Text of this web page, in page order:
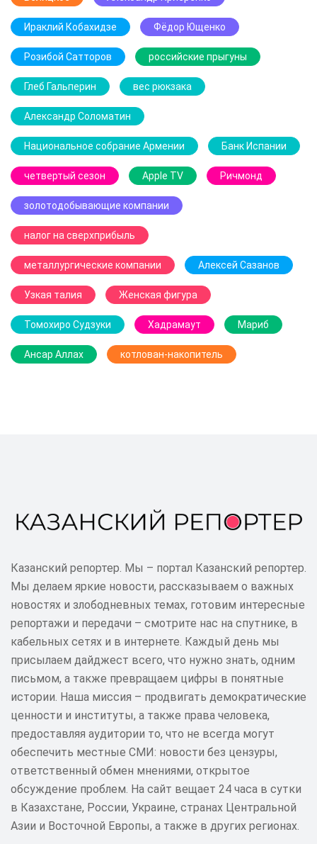
Ираклий Кобахидзе Фёдор Ющенко
Розибой Сатторов российские прыгуны
Глеб Гальперин вес рюкзака
Александр Соломатин
Национальное собрание Армении Банк Испании
четвертый сезон Apple TV Ричмонд
золотодобывающие компании
налог на сверхприбыль
металлургические компании Алексей Сазанов
Узкая талия Женская фигура
Томохиро Судзуки Хадрамаут Мариб
Ансар Аллах котлован-накопитель
Казанский репортер. Мы – портал Казанский репортер.
Мы делаем яркие новости, рассказываем о важных
новостях и злободневных темах, готовим интересные
репортажи и передачи – смотрите нас на спутнике, в
кабельных сетях и в интернете. Каждый день мы
присылаем дайджест всего, что нужно знать, одним
письмом, а также превращаем цифры в понятные
истории. Наша миссия – продвигать демократические
ценности и институты, а также права человека,
предоставляя аудитории то, что не всегда могут
обеспечить местные СМИ: новости без цензуры,
ответственный обмен мнениями, открытое
обсуждение проблем. На сайт вещает 24 часа в сутки
в Казахстане, России, Украине, странах Центральной
Азии и Восточной Европы, а также в других регионах.